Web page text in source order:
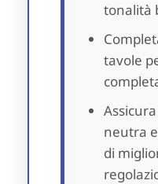
tonalità
tavole
neutra
di